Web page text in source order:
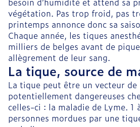
végétation. Pas trop froid, pas
printemps annonce donc sa
Chaque année, les tiques
milliers de belges avant de
allègrement de leur sang.
La tique, source de
La tique peut être un vecteur de
potentiellement dangereuses
celles-ci : la maladie de Lyme. 1
personnes mordues par une